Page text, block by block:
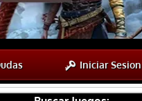
Iniciar Sesion